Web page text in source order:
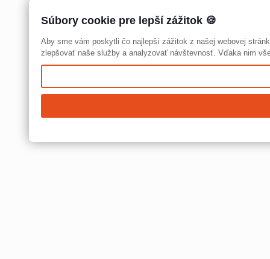
Súbory cookie pre lepší zážitok 🍪
Aby sme vám poskytli čo najlepší zážitok z našej webovej
zlepšovať naše služby a analyzovať návštevnosť. Vďaka nim